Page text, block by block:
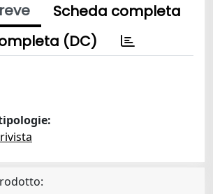
Scheda completa
(DC)